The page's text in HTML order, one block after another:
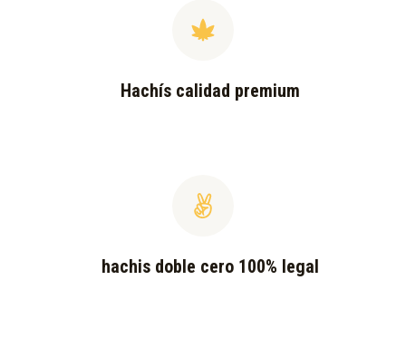
Hachís calidad premium
hachis doble cero 100% legal